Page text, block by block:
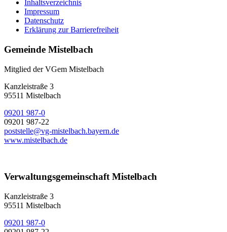
Inhaltsverzeichnis
Impressum
Datenschutz
Erklärung zur Barrierefreiheit
Gemeinde Mistelbach
Mitglied der VGem Mistelbach
Kanzleistraße 3
95511 Mistelbach
09201 987-0
09201 987-22
poststelle@vg-mistelbach.bayern.de
www.mistelbach.de
Verwaltungsgemeinschaft Mistelbach
Kanzleistraße 3
95511 Mistelbach
09201 987-0